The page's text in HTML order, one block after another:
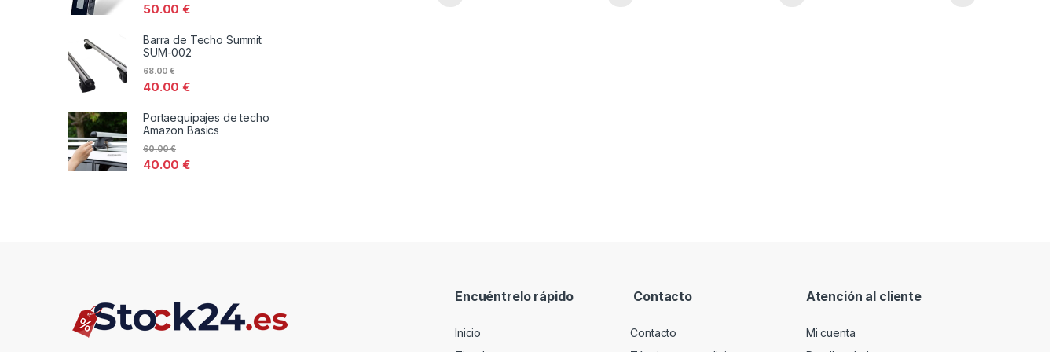
50.00€
Barra de Techo Summit
SUM-002
40.00€
68.00€
Portaequipajes de techo
Amazon Basics
40.00€
60.00€
Encuéntrelo rápido
Inicio
Contacto
Contacto
Atención al cliente
Mi cuenta